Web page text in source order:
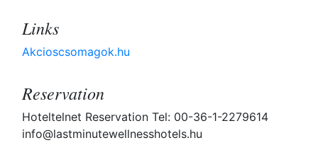
Links
Akcioscsomagok.hu
Reservation
Hoteltelnet Reservation Tel: 00-36-1-2279614
info@lastminutewellnesshotels.hu